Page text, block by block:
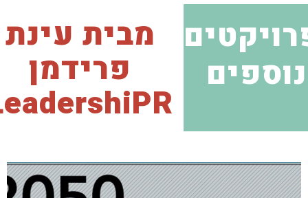
נוספים
מבית עינת
פרידמן